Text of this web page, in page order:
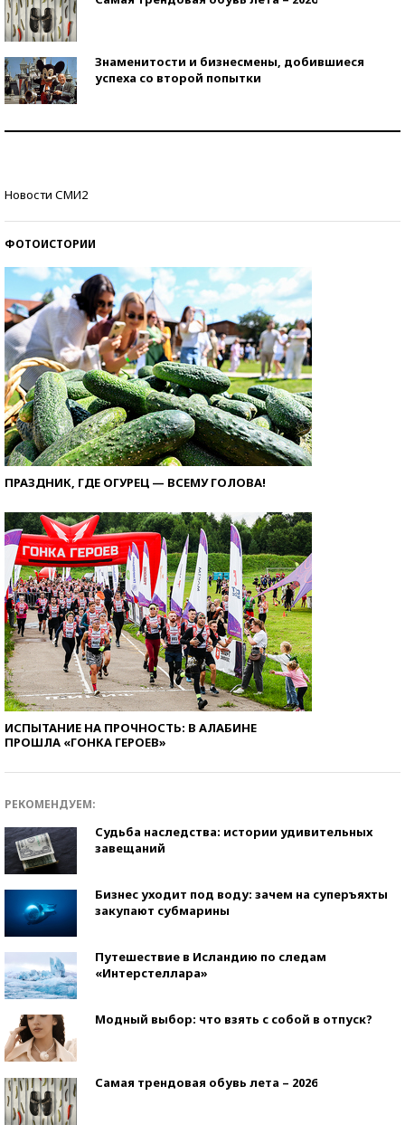
Знаменитости и бизнесмены, добившиеся
успеха со второй попытки
Новости СМИ2
ФОТОИСТОРИИ
ПРАЗДНИК, ГДЕ ОГУРЕЦ — ВСЕМУ ГОЛОВА!
ИСПЫТАНИЕ НА ПРОЧНОСТЬ: В АЛАБИНЕ
ПРОШЛА «ГОНКА ГЕРОЕВ»
РЕКОМЕНДУЕМ:
Судьба наследства: истории удивительных
завещаний
Бизнес уходит под воду: зачем на суперъяхты
закупают субмарины
Путешествие в Исландию по следам
«Интерстеллара»
Модный выбор: что взять с собой в отпуск?
Самая трендовая обувь лета – 2026